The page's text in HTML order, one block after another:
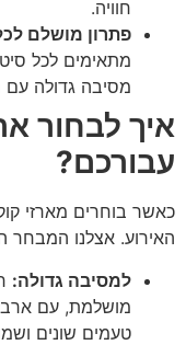
חוויה.
פתרון מושלם
מתאימים לכל
מסיבה גדולה עם
איך לבחור
עבורכם?
כאשר בוחרים מארזי
האירוע. אצלנו המבחר
למסיבה גדולה:
מושלמת, עם
טעמים שונים